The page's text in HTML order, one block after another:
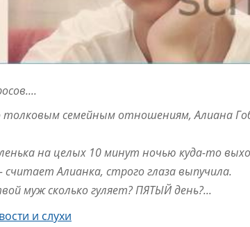
толковым семейным отношениям, Алиана
на целых 10 минут ночью куда-то
считает Алианка, строго глаза выпучила.
муж сколько гуляет? ПЯТЫЙ день?...
и слухи